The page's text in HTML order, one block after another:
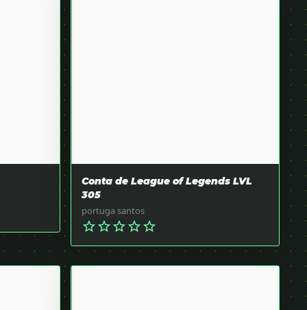
Conta de League of Legends LVL
305
portuga santos
star_borderstar_borderstar_borderstar_borderstar_border